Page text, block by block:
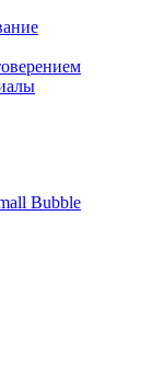
Bubble